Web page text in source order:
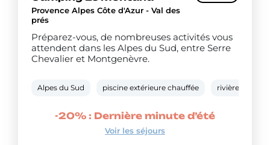
Provence Alpes Côte d'Azur - Val des
prés
Préparez-vous, de nombreuses activités vous
attendent dans les Alpes du Sud, entre Serre
Chevalier et Montgenèvre.
Alpes du Sud piscine extérieure chauffée rivière en
-20% : Dernière minute d’été
Voir les séjours